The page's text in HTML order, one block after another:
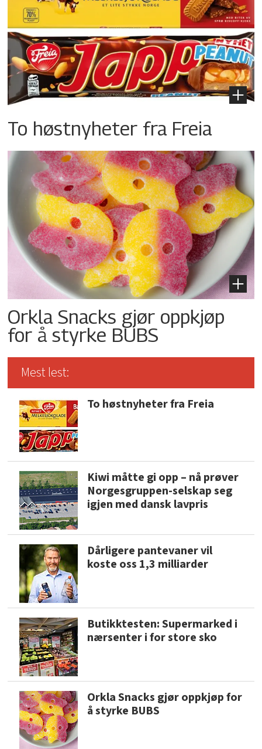
To høstnyheter fra Freia
Orkla Snacks gjør oppkjøp
for å styrke BUBS
Mest lest:
To høstnyheter fra Freia
Kiwi måtte gi opp – nå prøver
Norgesgruppen-selskap seg
igjen med dansk lavpris
Dårligere pantevaner vil
koste oss 1,3 milliarder
Butikktesten: Supermarked i
nærsenter i for store sko
Orkla Snacks gjør oppkjøp for
å styrke BUBS